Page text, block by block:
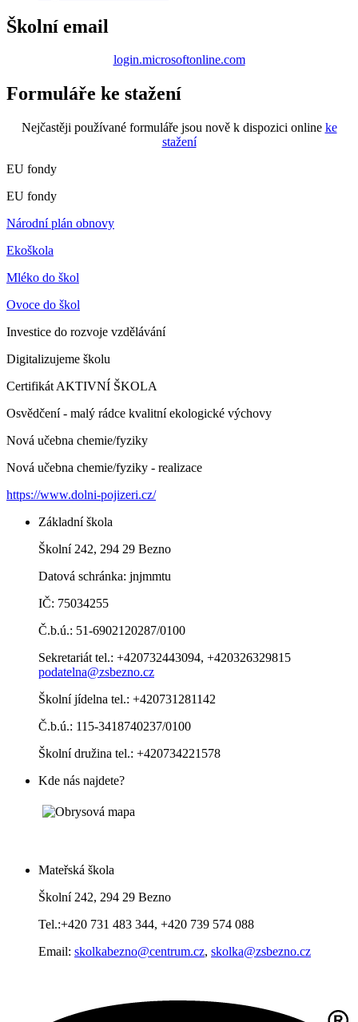
Školní email
login.microsoftonline.com
Formuláře ke stažení
Nejčastěji používané formuláře jsou nově k dispozici online ke
stažení
EU fondy
EU fondy
Národní plán obnovy
Ekoškola
Mléko do škol
Ovoce do škol
Investice do rozvoje vzdělávání
Digitalizujeme školu
Certifikát AKTIVNÍ ŠKOLA
Osvědčení - malý rádce kvalitní ekologické výchovy
Nová učebna chemie/fyziky
Nová učebna chemie/fyziky - realizace
https://www.dolni-pojizeri.cz/
Základní škola
Školní 242, 294 29 Bezno
Datová schránka: jnjmmtu
IČ: 75034255
Č.b.ú.: 51-6902120287/0100
Sekretariát tel.: +420732443094, +420326329815
podatelna@zsbezno.cz
Školní jídelna tel.: +420731281142
Č.b.ú.: 115-3418740237/0100
Školní družina tel.: +420734221578
Kde nás najdete?
Mateřská škola
Školní 242, 294 29 Bezno
Tel.:+420 731 483 344, +420 739 574 088
Email: skolkabezno@centrum.cz, skolka@zsbezno.cz